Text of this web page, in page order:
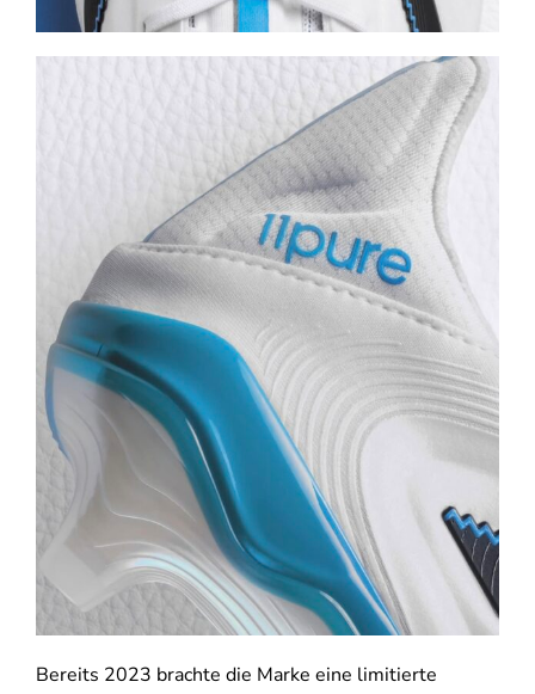
Bereits 2023 brachte die Marke eine limitierte